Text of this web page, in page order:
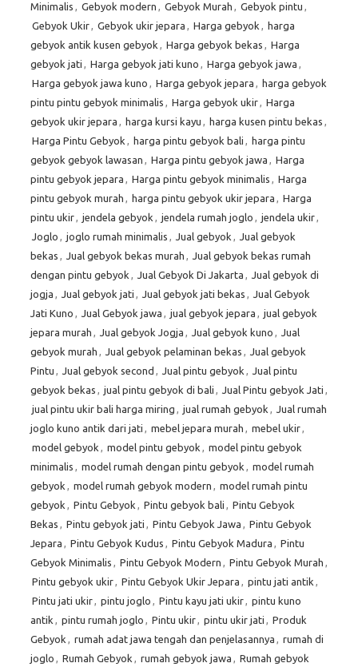
Minimalis , Gebyok modern , Gebyok Murah , Gebyok pintu ,
Gebyok Ukir, Gebyok ukir jepara , Harga gebyok , harga
gebyok antik kusen gebyok , Harga gebyok bekas , Harga
gebyok jati , Harga gebyok jati kuno , Harga gebyok jawa ,
Harga gebyok jawa kuno , Harga gebyok jepara , harga gebyok
pintu pintu gebyok minimalis , Harga gebyok ukir, Harga
gebyok ukir jepara , harga kursi kayu , harga kusen pintu bekas ,
Harga Pintu Gebyok , harga pintu gebyok bali , harga pintu
gebyok gebyok lawasan , Harga pintu gebyok jawa , Harga
pintu gebyok jepara , Harga pintu gebyok minimalis , Harga
pintu gebyok murah , harga pintu gebyok ukir jepara , Harga
pintu ukir, jendela gebyok , jendela rumah joglo , jendela ukir,
Joglo , joglo rumah minimalis , Jual gebyok , Jual gebyok
bekas , Jual gebyok bekas murah , Jual gebyok bekas rumah
dengan pintu gebyok , Jual Gebyok Di Jakarta , Jual gebyok di
jogja , Jual gebyok jati , Jual gebyok jati bekas , Jual Gebyok
Jati Kuno , Jual Gebyok jawa , jual gebyok jepara , jual gebyok
jepara murah , Jual gebyok Jogja , Jual gebyok kuno , Jual
gebyok murah , Jual gebyok pelaminan bekas , Jual gebyok
Pintu , Jual gebyok second , Jual pintu gebyok , Jual pintu
gebyok bekas , jual pintu gebyok di bali , Jual Pintu gebyok Jati ,
jual pintu ukir bali harga miring , jual rumah gebyok , Jual rumah
joglo kuno antik dari jati , mebel jepara murah , mebel ukir,
model gebyok , model pintu gebyok , model pintu gebyok
minimalis , model rumah dengan pintu gebyok , model rumah
gebyok , model rumah gebyok modern , model rumah pintu
gebyok , Pintu Gebyok , Pintu gebyok bali , Pintu Gebyok
Bekas , Pintu gebyok jati , Pintu Gebyok Jawa , Pintu Gebyok
Jepara , Pintu Gebyok Kudus , Pintu Gebyok Madura , Pintu
Gebyok Minimalis , Pintu Gebyok Modern , Pintu Gebyok Murah ,
Pintu gebyok ukir, Pintu Gebyok Ukir Jepara , pintu jati antik ,
Pintu jati ukir, pintu joglo , Pintu kayu jati ukir, pintu kuno
antik , pintu rumah joglo , Pintu ukir, pintu ukir jati , Produk
Gebyok , rumah adat jawa tengah dan penjelasannya , rumah di
joglo , Rumah Gebyok , rumah gebyok jawa , Rumah gebyok